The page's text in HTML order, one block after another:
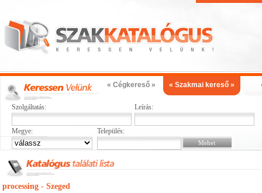
« Cégkereső » « Szakmai kereső »
Szolgáltatás: Leírás:
Megye: Település:
processing - Szeged